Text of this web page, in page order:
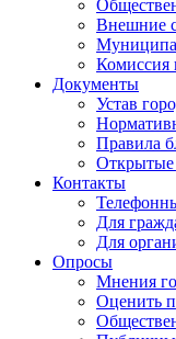
Внешние
Комиссия
Документы
Устав
Правила
Открытые
Контакты
Для
Для
Опросы
Мнения
Оценить